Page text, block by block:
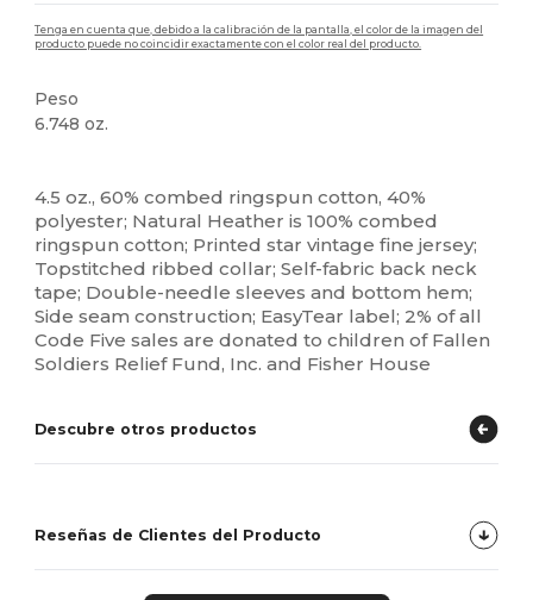
Tenga en cuenta que, debido a la calibración de la pantalla, el color de la imagen del
producto puede no coincidir exactamente con el color real del producto.
Peso
6.748 oz.
4.5 oz., 60% combed ringspun cotton, 40%
polyester; Natural Heather is 100% combed
ringspun cotton; Printed star vintage fine jersey;
Topstitched ribbed collar; Self-fabric back neck
tape; Double-needle sleeves and bottom hem;
Side seam construction; EasyTear label; 2% of all
Code Five sales are donated to children of Fallen
Soldiers Relief Fund, Inc. and Fisher House
Descubre otros productos
Reseñas de Clientes del Producto